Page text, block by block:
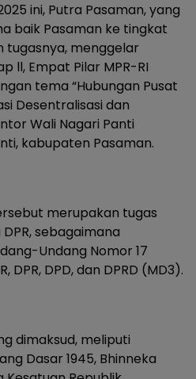
ini, Putra Pasaman, yang
baik Pasaman ke tingkat
tugasnya, menggelar
ll, Empat Pilar MPR-RI
tema “Hubungan Pusat
Desentralisasi dan
Wali Nagari Panti
kabupaten Pasaman.
merupakan tugas
sebagaimana
Undang Nomor 17
DPR, DPD, dan DPRD (MD3).
dimaksud, meliputi
Dasar 1945, Bhinneka